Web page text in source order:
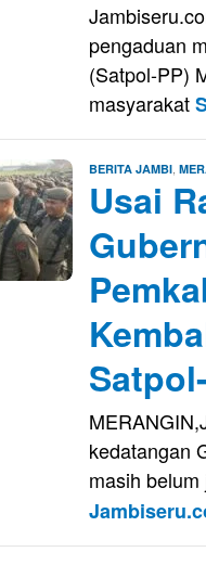
pengaduan
(Satpol-PP)
masyarakat
BERITA JAMBI
Usai
kedatangan
masih belum